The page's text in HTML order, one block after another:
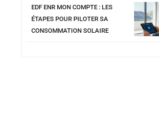
EDF ENR MON COMPTE : LES
ÉTAPES POUR PILOTER SA
CONSOMMATION SOLAIRE